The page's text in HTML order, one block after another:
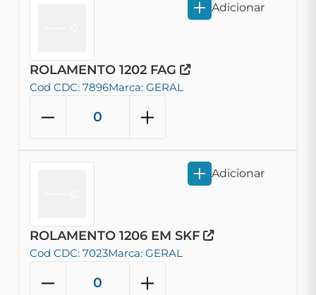
ROLAMENTO 1202 FAG
Cod CDC: 7896Marca: GERAL
Adicionar
ROLAMENTO 1206 EM SKF
Cod CDC: 7023Marca: GERAL
Adicionar